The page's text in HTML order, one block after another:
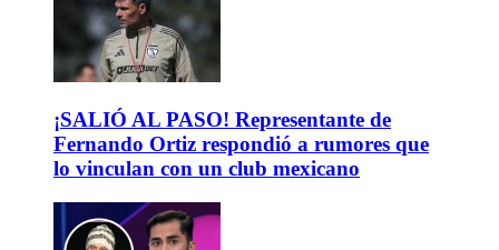
¡SALIÓ AL PASO! Representante de
Fernando Ortiz respondió a rumores que
lo vinculan con un club mexicano